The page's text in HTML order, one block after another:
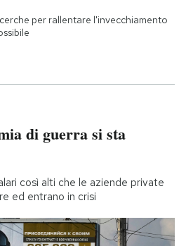
per rallentare l'invecchiamento
di guerra si sta
così alti che le aziende private
ed entrano in crisi